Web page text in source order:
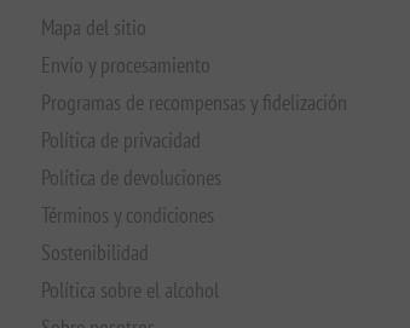
Mapa del sitio
Envío y procesamiento
Programas de recompensas y fidelización
Política de privacidad
Política de devoluciones
Términos y condiciones
Sostenibilidad
Política sobre el alcohol